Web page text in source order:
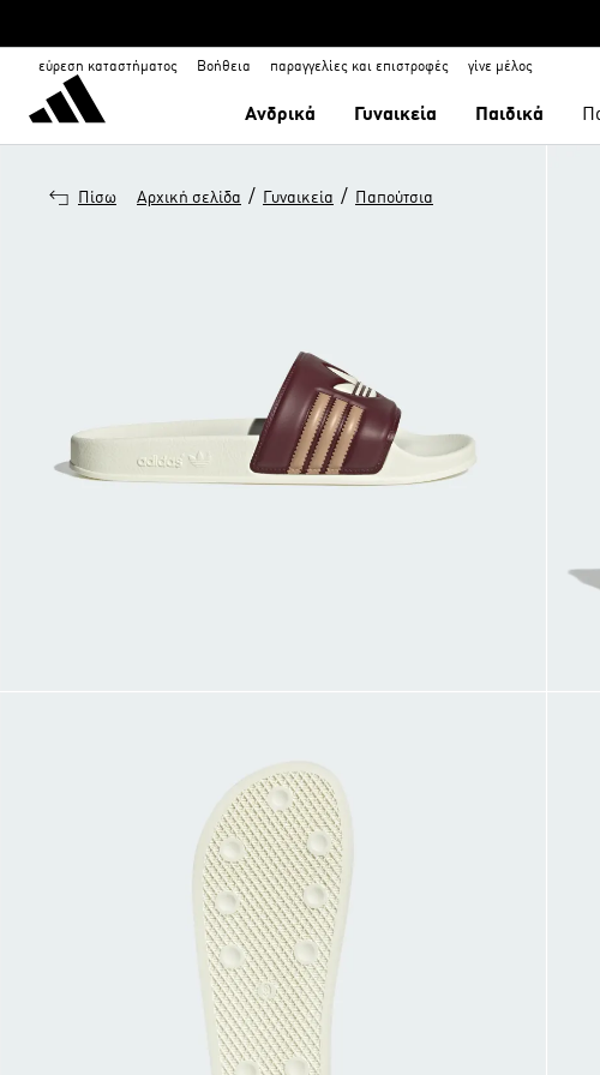
εύρεση καταστήματος Βοήθεια παραγγελίες και επιστροφές γίνε μέλος
Ανδρικά Γυναικεία Παιδικά
Πίσω Αρχική σελίδα / Γυναικεία / Παπούτσια